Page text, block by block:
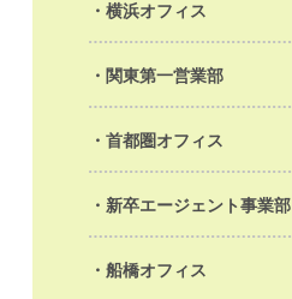
横浜オフィス
関東第一営業部
首都圏オフィス
新卒エージェント事業部
船橋オフィス